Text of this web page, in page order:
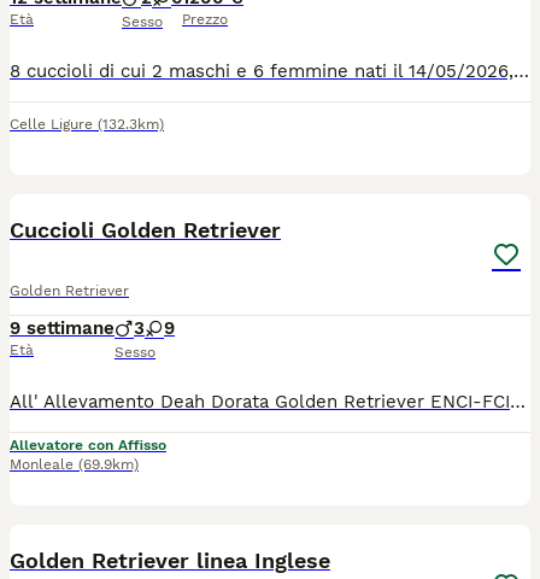
Età Sesso Prezzo
8 cuccioli di cui 2 maschi e 6 femmine nati il 14/05/2026, vendo i cuccioli saranno ceduti con primo vaccino, microchip, due sverminazioni, pedrigree enci. Genitori di proprietà visibili in ogni momento. Nati e cresciuti in famiglia a contatto con bambini. Prezzo trattabile
Celle Ligure (132.3km)
Cuccioli Golden Retriever
Golden Retriever
9 settimane
Età
3 9
Sesso
All' Allevamento Deah Dorata Golden Retriever ENCI-FCI dispone di una cucciolata di Alta Genealogia. I cuccioli verranno consegnati alle nuove famiglie con chip, vaccino, sverminazione (4 volte) Certificati Ufficiali dei Genitori entrambi esenti da patologie genetiche ereditarie con Test DNA, Pedigree ENCI e Certificati di buona salute redatto dal veterinario. Per maggiori informazioni non esitate a contattarmi. Grazie.
Allevatore con Affisso
Monleale (69.9km)
Golden Retriever linea Inglese